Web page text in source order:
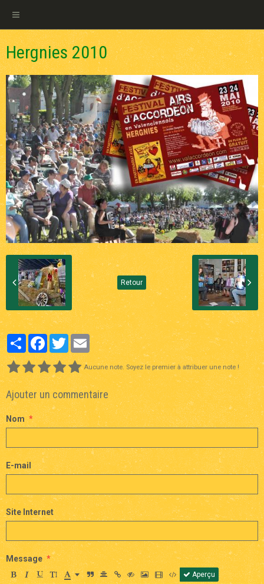
Hergnies 2010
Retour
PartagerFacebookTwitterEmail
Aucune note. Soyez le premier à attribuer une note !
Ajouter un commentaire
Nom
E-mail
Site Internet
Message
Aperçu